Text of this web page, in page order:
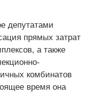
депутатами
прямых затрат
а также
комбинатов
время она